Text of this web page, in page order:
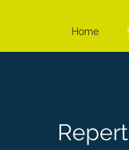
Home